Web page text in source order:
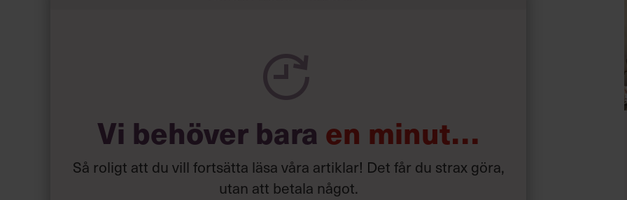
kan lita på och lära sig av. Försäkra dig om att de vet varför de ska jobba för dig.
Stjärnskotten inom din bransch är oftast upptagna med andra projekt och svåra att
rekrytera. Men om du med jämna mellanrum uppdaterar dem om ditt företag och din
vision för framtiden, kommer de att ha dig i åtanke när de vill byta jobb.
Vi behöver bara en minut…
Så roligt att du vill fortsätta läsa våra artiklar! Det får du strax göra,
utan att betala något.